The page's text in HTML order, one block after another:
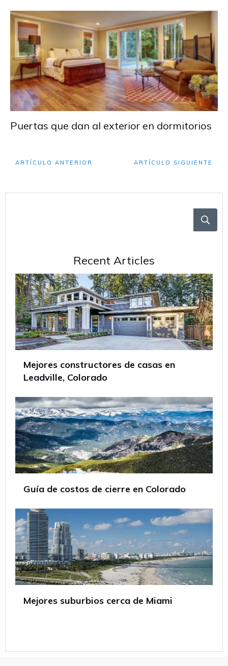
Puertas que dan al exterior en dormitorios
ARTÍCULO ANTERIOR ARTÍCULO SIGUIENTE
Recent Articles
Mejores constructores de casas en
Leadville, Colorado
Guía de costos de cierre en Colorado
Mejores suburbios cerca de Miami